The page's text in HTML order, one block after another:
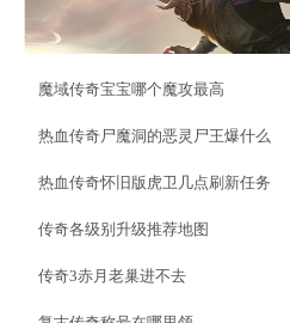
魔域传奇宝宝哪个魔攻最高
热血传奇尸魔洞的恶灵尸王爆什么
热血传奇怀旧版虎卫几点刷新任务
传奇各级别升级推荐地图
传奇3赤月老巢进不去